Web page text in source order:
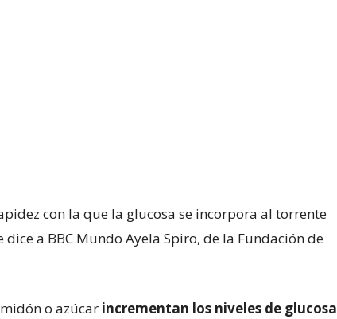
con la que la glucosa se incorpora al torrente
a BBC Mundo Ayela Spiro, de la Fundación de
o azúcar incrementan los niveles de glucosa